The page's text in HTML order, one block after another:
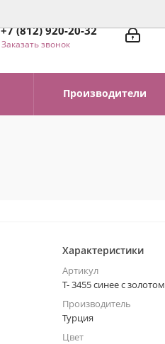
+7 (812) 920-20-32
Заказать звонок
Производители
Характеристики
Артикул
Т- 3455 синее с золотом
Производитель
Турция
Цвет